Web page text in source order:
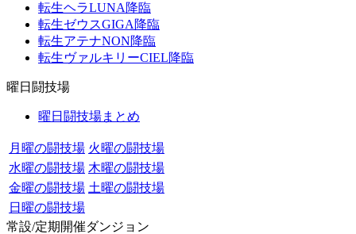
転生ヘラLUNA降臨
転生ゼウスGIGA降臨
転生アテナNON降臨
転生ヴァルキリーCIEL降臨
曜日闘技場
曜日闘技場まとめ
月曜の闘技場 火曜の闘技場
水曜の闘技場 木曜の闘技場
金曜の闘技場 土曜の闘技場
日曜の闘技場
常設/定期開催ダンジョン